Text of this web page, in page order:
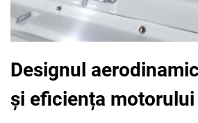
Designul
și eficiența motorului